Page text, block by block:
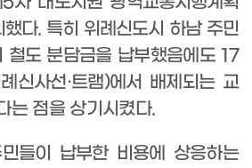
했다. 특히 위례신도시 하남 주민
철도 분담금을 납부했음에도 17
신사선·트램)에서 배제되는 교
는 점을 상기시켰다.
들이 납부한 비용에 상응하는